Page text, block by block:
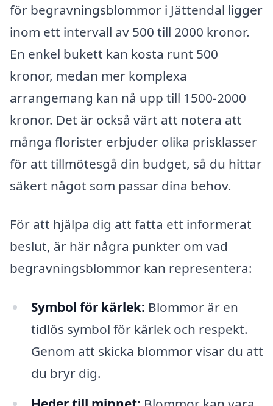
för begravningsblommor i Jättendal ligger
inom ett intervall av 500 till 2000 kronor.
En enkel bukett kan kosta runt 500
kronor, medan mer komplexa
arrangemang kan nå upp till 1500-2000
kronor. Det är också värt att notera att
många florister erbjuder olika prisklasser
för att tillmötesgå din budget, så du hittar
säkert något som passar dina behov.
För att hjälpa dig att fatta ett informerat
beslut, är här några punkter om vad
begravningsblommor kan representera:
Symbol för kärlek: Blommor är en
tidlös symbol för kärlek och respekt.
Genom att skicka blommor visar du att
du bryr dig.